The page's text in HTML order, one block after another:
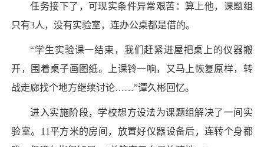
任务接下了，可现实条件异常艰苦：算上他，课题组
只有3人，没有实验室，连办公桌都是借的。
“学生实验课一结束，我们赶紧进屋把桌上的仪器搬
开，围着桌子画图纸。上课铃一响，又马上恢复原样，转
战走廊找个地方继续讨论……”谭久彬回忆。
进入实施阶段，学校想方设法为课题组解决了一间实
验室。11平方米的房间，放置好仪器设备后，连转个身都